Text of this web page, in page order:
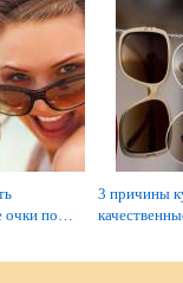
очки по…
3 причины